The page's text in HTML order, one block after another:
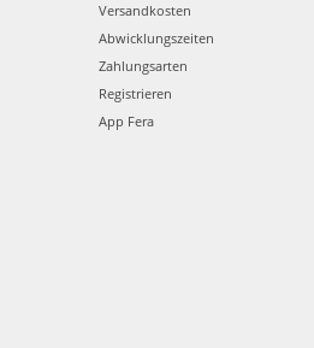
Versandkosten
Abwicklungszeiten
Zahlungsarten
Registrieren
App Fera